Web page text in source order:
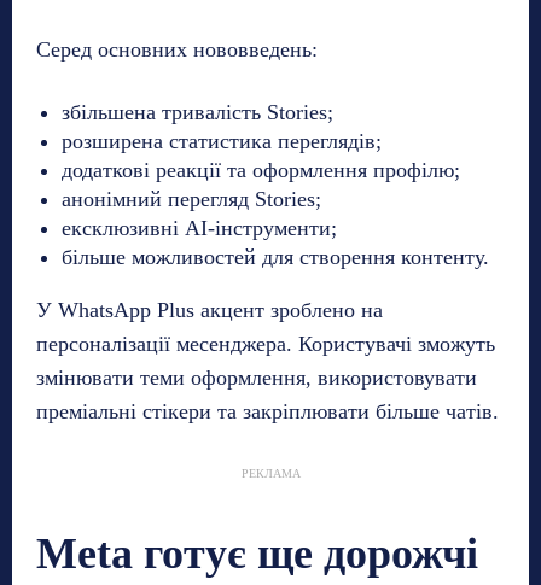
Серед основних нововведень:
збільшена тривалість Stories;
розширена статистика переглядів;
додаткові реакції та оформлення профілю;
анонімний перегляд Stories;
ексклюзивні AI-інструменти;
більше можливостей для створення контенту.
У WhatsApp Plus акцент зроблено на
персоналізації месенджера. Користувачі зможуть
змінювати теми оформлення, використовувати
преміальні стікери та закріплювати більше чатів.
РЕКЛАМА
Meta готує ще дорожчі